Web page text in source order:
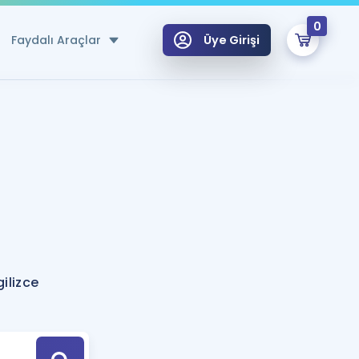
Faydalı Araçlar
Hesaplama Aracı
için Öneriler
Tek Takvimde
Üye Girişi
0